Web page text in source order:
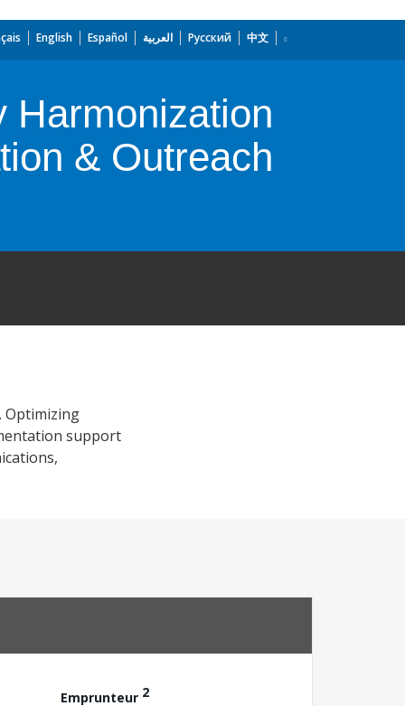
English Español العربية Русский 中文
Harmonization
& Outreach
Optimizing
support
Emprunteur 2